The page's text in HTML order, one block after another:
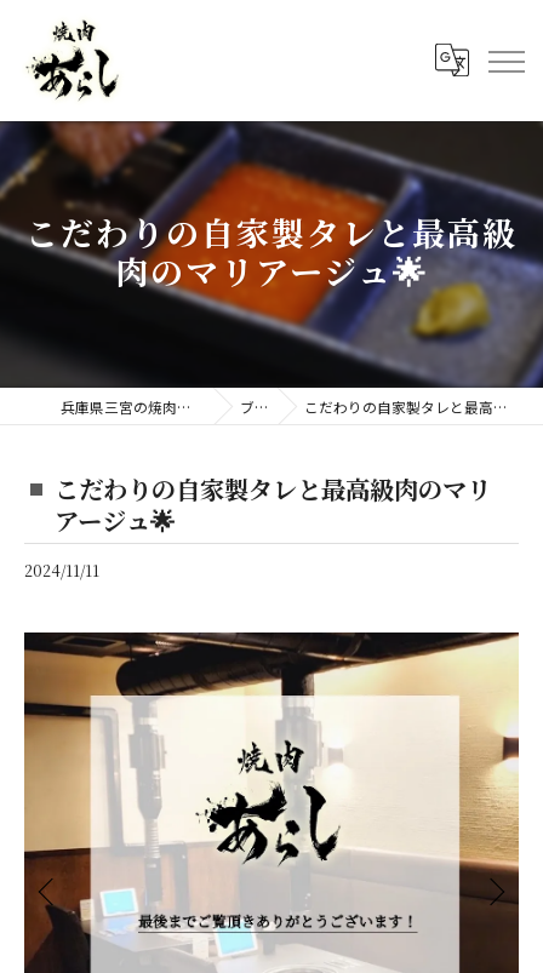
こだわりの自家製タレと最高級
肉のマリアージュ🌟
兵庫県三宮の焼肉なら焼肉 あらし ブログ こだわりの自家製タレと最高級肉のマリアージュ🌟
こだわりの自家製タレと最高級肉のマリ
アージュ🌟
2024/11/11